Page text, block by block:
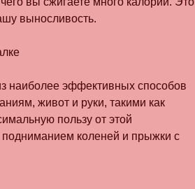
выносливость.
наиболее эффективных способов
живот и руки, такими как
пользу от этой
коленей и прыжки с